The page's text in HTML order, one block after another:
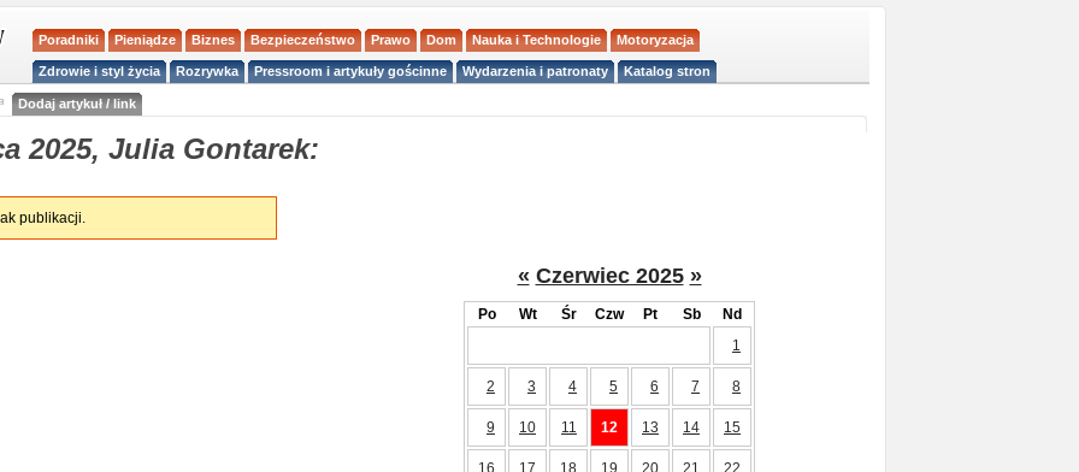
Poradniki Pieniądze Biznes Bezpieczeństwo Prawo Dom Nauka i Technologie Motoryzacja
Zdrowie i styl życia Rozrywka Pressroom i artykuły gościnne Wydarzenia i patronaty Katalog stron
Dodaj artykuł / link
2025, Julia Gontarek:
publikacji.
« Czerwiec 2025 »
Po Wt Śr Czw Pt Sb
Nd
1
2 3 4 5 6 7 8
9 10 11 12 13 14 15
16 17 18 19 20 21 22